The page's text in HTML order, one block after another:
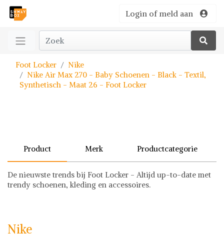
Login of meld aan
Foot Locker
Nike
Nike Air Max 270 - Baby Schoenen - Black - Textil,
Synthetisch - Maat 26 - Foot Locker
Product Merk Productcategorie
De nieuwste trends bij Foot Locker - Altijd up-to-date met
trendy schoenen, kleding en accessoires.
fashion wish-list samen. Veilig online shoppen.
Nike